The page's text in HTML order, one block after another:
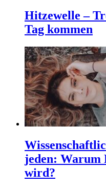
Hitzewelle –
Tag kommen
jeden: Warum
wird?